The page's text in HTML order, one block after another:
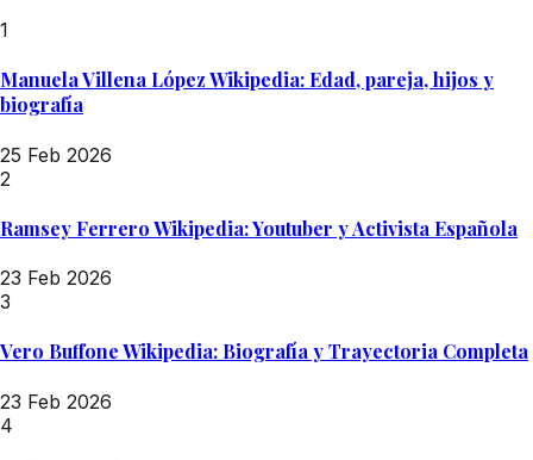
1
Manuela Villena López Wikipedia: Edad, pareja, hijos y
biografía
25 Feb 2026
2
Ramsey Ferrero Wikipedia: Youtuber y Activista Española
23 Feb 2026
3
Vero Buffone Wikipedia: Biografía y Trayectoria Completa
23 Feb 2026
4